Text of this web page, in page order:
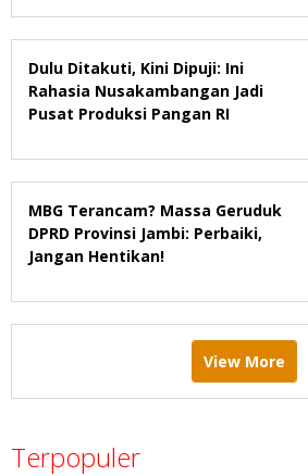
Dulu Ditakuti, Kini Dipuji: Ini
Rahasia Nusakambangan Jadi
Pusat Produksi Pangan RI
MBG Terancam? Massa Geruduk
DPRD Provinsi Jambi: Perbaiki,
Jangan Hentikan!
View More
Terpopuler